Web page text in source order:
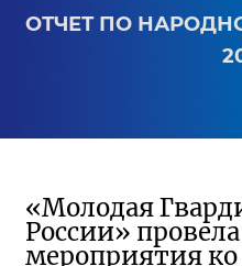
ОТЧЕТ ПО
«Молодая
России»
мероприятия